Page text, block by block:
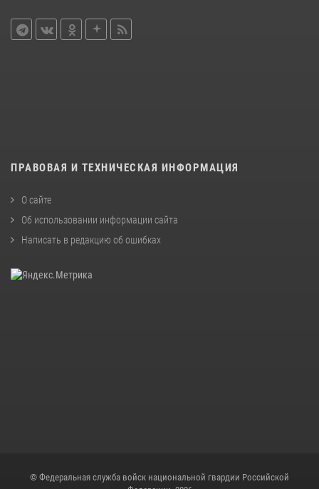
ПРАВОВАЯ И ТЕХНИЧЕСКАЯ ИНФОРМАЦИЯ
О сайте
Об использовании информации сайта
Написать в редакцию об ошибках
© Федеральная служба войск национальной гвардии Российской